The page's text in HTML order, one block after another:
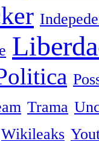
Trama
Wikileaks